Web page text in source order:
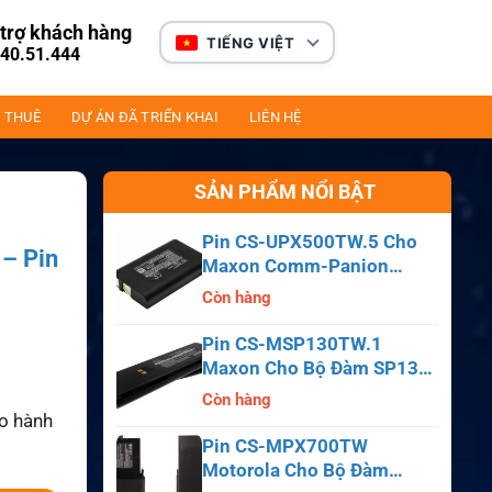
khách hàng TIẾNG VIỆT
THUÊ DỰ ÁN ĐÃ TRIỂN KHAI LIÊN HỆ
Pin
hành
SẢN PHẨM NỔI BẬT
Pin CS-UPX500TW.5 Cho
Maxon Comm-Panion
CP0150, CP0511, CP0515
Còn hàng
Pin CS-MSP130TW.1
Maxon Cho Bộ Đàm SP130,
SP140, SP150, SL55
Còn hàng
Pin CS-MPX700TW
Motorola Cho Bộ Đàm